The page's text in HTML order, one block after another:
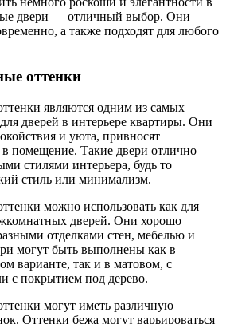
двери — отличный выбор. Они
а также подходят для любого
оттенки
являются одним из самых
дверей в интерьере квартиры. Они
и уюта, привносят
в помещение. Такие двери отлично
стилями интерьера, будь то
стиль или минимализм.
можно использовать как для
дверей. Они хорошо
отделками стен, мебелью и
могут быть выполнены как в
варианте, так и в матовом, с
с покрытием под дерево.
могут иметь различную
Оттенки бежа могут варьироваться